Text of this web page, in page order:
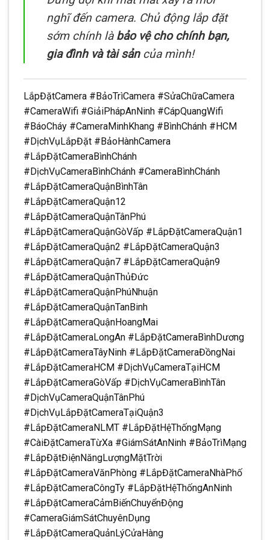
nghĩ đến camera. Chủ động lắp đặt
sớm chính là bảo vệ cho chính bạn,
gia đình và tài sảncủa mình!
LắpĐặtCamera #BảoTrìCamera #SửaChữaCamera
#CameraWifi #GiảiPhápAnNinh #CápQuangWifi
#BáoCháy #CameraMinhKhang #BìnhChánh #HCM
#DịchVụLắpĐặt #BảoHànhCamera
#LắpĐặtCameraBìnhChánh
#DịchVụCameraBìnhChánh #CameraBìnhChánh
#LắpĐặtCameraQuậnBìnhTân
#LắpĐặtCameraQuận12
#LắpĐặtCameraQuậnTânPhú
#LắpĐặtCameraQuậnGòVấp #LắpĐặtCameraQuận1
#LắpĐặtCameraQuận2 #LắpĐặtCameraQuận3
#LắpĐặtCameraQuận7 #LắpĐặtCameraQuận9
#LắpĐặtCameraQuậnThủĐức
#LắpĐặtCameraQuậnPhúNhuận
#LắpĐặtCameraQuậnTanBinh
#LắpĐặtCameraQuậnHoangMai
#LắpĐặtCameraLongAn #LắpĐặtCameraBìnhDương
#LắpĐặtCameraTâyNinh #LắpĐặtCameraĐồngNai
#LắpĐặtCameraHCM #DịchVụCameraTạiHCM
#LắpĐặtCameraGòVấp #DịchVụCameraBìnhTân
#DịchVụCameraQuậnTânPhú
#DịchVụLắpĐặtCameraTạiQuận3
#LắpĐặtCameraNLMT #LắpĐặtHệThốngMạng
#CàiĐặtCameraTừXa #GiámSátAnNinh #BảoTrìMạng
#LắpĐặtĐiệnNăngLượngMặtTrời
#LắpĐặtCameraVănPhòng #LắpĐặtCameraNhàPhố
#LắpĐặtCameraCôngTy #LắpĐặtHệThốngAnNinh
#LắpĐặtCameraCảmBiếnChuyểnĐộng
#CameraGiámSátChuyênDụng
#LắpĐặtCameraQuảnLýCửaHàng